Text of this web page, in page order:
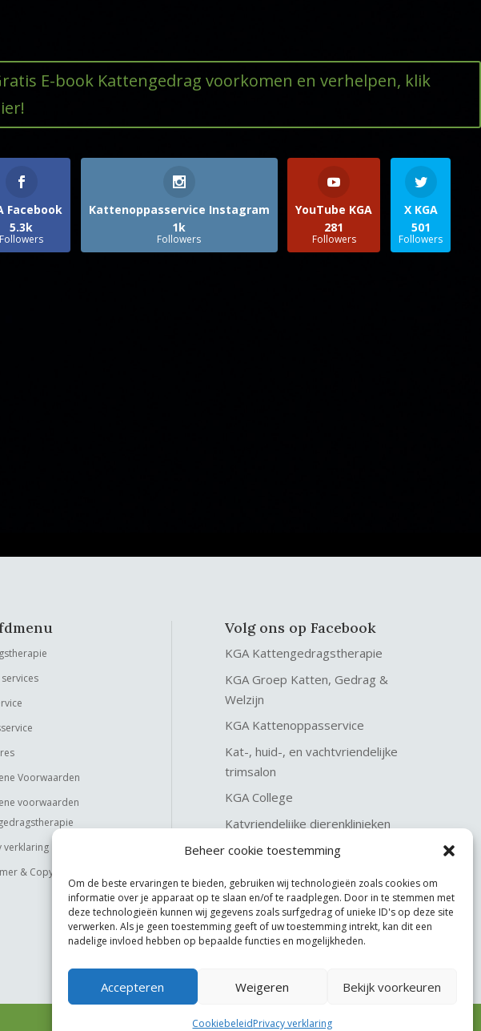
Beheer cookie toestemming
Om de beste ervaringen te bieden, gebruiken wij technologieën zoals cookies om
informatie over je apparaat op te slaan en/of te raadplegen. Door in te stemmen met
deze technologieën kunnen wij gegevens zoals surfgedrag of unieke ID's op deze site
verwerken. Als je geen toestemming geeft of uw toestemming intrekt, kan dit een
nadelige invloed hebben op bepaalde functies en mogelijkheden.
Accepteren Weigeren Bekijk voorkeuren
CookiebeleidPrivacy verklaring
E-book Kattengedrag voorkomen en verhelpen, klik
Facebook
5.3k
Followers
Kattenoppasservice Instagram
1k
Followers
YouTube KGA
281
Followers
X KGA
501
Followers
Voorwaarden
voorwaarden
verklaring
& Copyright
Volg ons op Facebook
KGA Kattengedragstherapie
KGA Groep Katten, Gedrag &
Welzijn
KGA Kattenoppasservice
Kat-, huid-, en vachtvriendelijke
trimsalon
KGA College
Katvriendelijke dierenklinieken
KGA Katteninterieurservice